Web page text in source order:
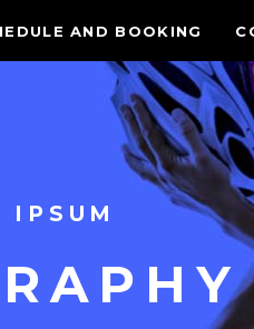
AND BOOKING
IPSUM